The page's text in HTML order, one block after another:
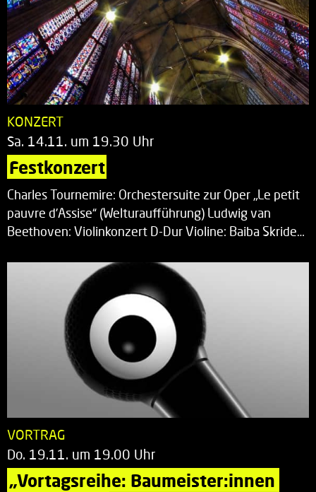
KONZERT
Sa. 14.11. um 19.30 Uhr
Festkonzert
Charles Tournemire: Orchestersuite zur Oper „Le petit
pauvre d’Assise“ (Welturaufführung) Ludwig van
Beethoven: Violinkonzert D-Dur Violine: Baiba Skride…
VORTRAG
Do. 19.11. um 19.00 Uhr
„Vortagsreihe: Baumeister:innen